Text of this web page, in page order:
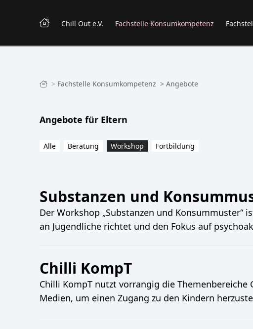
Chill Out e.V. Fachstelle Konsumkompetenz
> Fachstelle Konsumkompetenz > Angebote
Angebote für Eltern
Alle Beratung Workshop Fortbildung
Substanzen und
Der Workshop „Substanzen und
an Jugendliche richtet und den Fokus auf
Chilli KompT
Chilli KompT nutzt vorrangig die
Medien, um einen Zugang zu den Kindern